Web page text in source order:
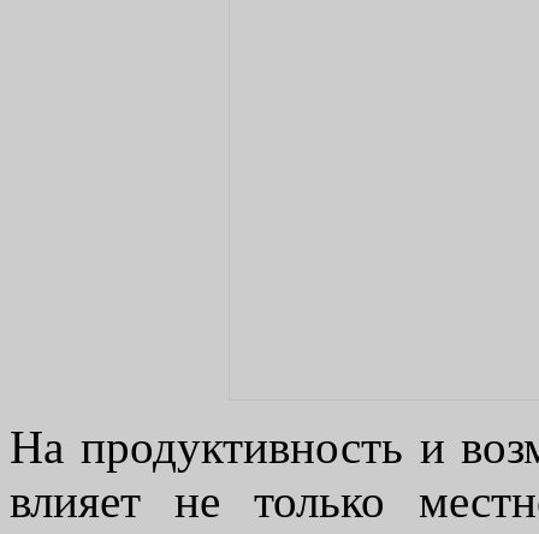
На продуктивность и
влияет не только